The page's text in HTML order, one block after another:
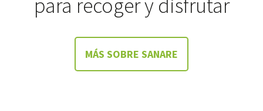
para recoger y disfrutar
MÁS SOBRE SANARE